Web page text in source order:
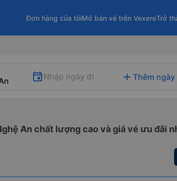
Đơn hàng của tôiMở bán vé trên VexereTrở
Nhập ngày đi add Thêm ngày
An chất lượng cao và giá vé ưu đãi